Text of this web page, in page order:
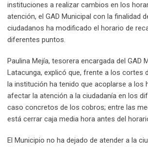
instituciones a realizar cambios en los
atención, el GAD Municipal con la finalidad
ciudadanos ha modificado el horario de
diferentes puntos.
Paulina Mejía, tesorera encargada del GAD
Latacunga, explicó que, frente a los cortes
la institución ha tenido que acoplarse a los
afectar la atención a la ciudadanía en los
caso concretos de los cobros; entre las
está cerrar caja media hora antes del
El Municipio no ha dejado de atender a la